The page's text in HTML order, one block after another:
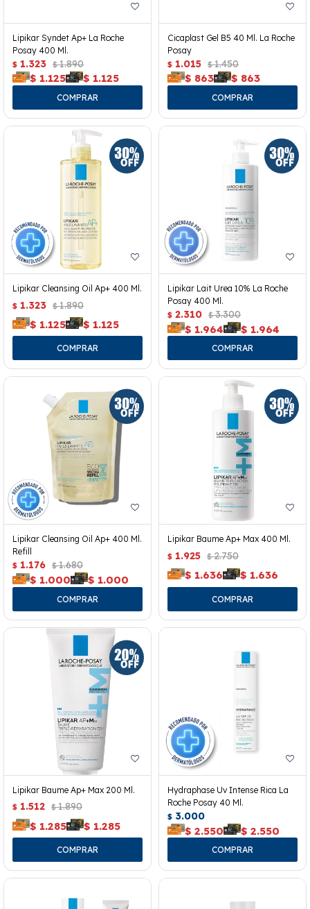
Lipikar Syndet Ap+ La Roche
Posay 400 Ml.
$ 1.323 $ 1.890
$ 1.125 $ 1.125
Cicaplast Gel B5 40 Ml. La Roche
Posay
$ 1.015 $ 1.450
$ 863 $ 863
Lipikar Cleansing Oil Ap+ 400 Ml.
$ 1.323 $ 1.890
$ 1.125 $ 1.125
Lipikar Lait Urea 10% La Roche
Posay 400 Ml.
$ 2.310 $ 3.300
$ 1.964 $ 1.964
Lipikar Cleansing Oil Ap+ 400 Ml.
Refill
$ 1.176 $ 1.680
$ 1.000 $ 1.000
Lipikar Baume Ap+ Max 400 Ml.
$ 1.925 $ 2.750
$ 1.636 $ 1.636
Lipikar Baume Ap+ Max 200 Ml.
$ 1.512 $ 1.890
$ 1.285 $ 1.285
Hydraphase Uv Intense Rica La
Roche Posay 40 Ml.
$ 3.000
$ 2.550 $ 2.550